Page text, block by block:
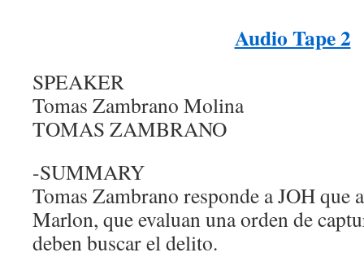
Audio Tape 2
SPEAKER
Tomas Zambrano Molina
TOMAS ZAMBRANO
-SUMMARY
Tomas Zambrano responde a JOH que
Marlon, que evaluan una orden de
deben buscar el delito.